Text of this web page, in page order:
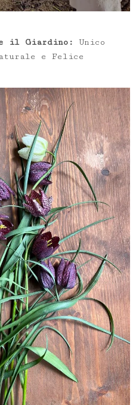
il Giardino:
Unico
e Felice